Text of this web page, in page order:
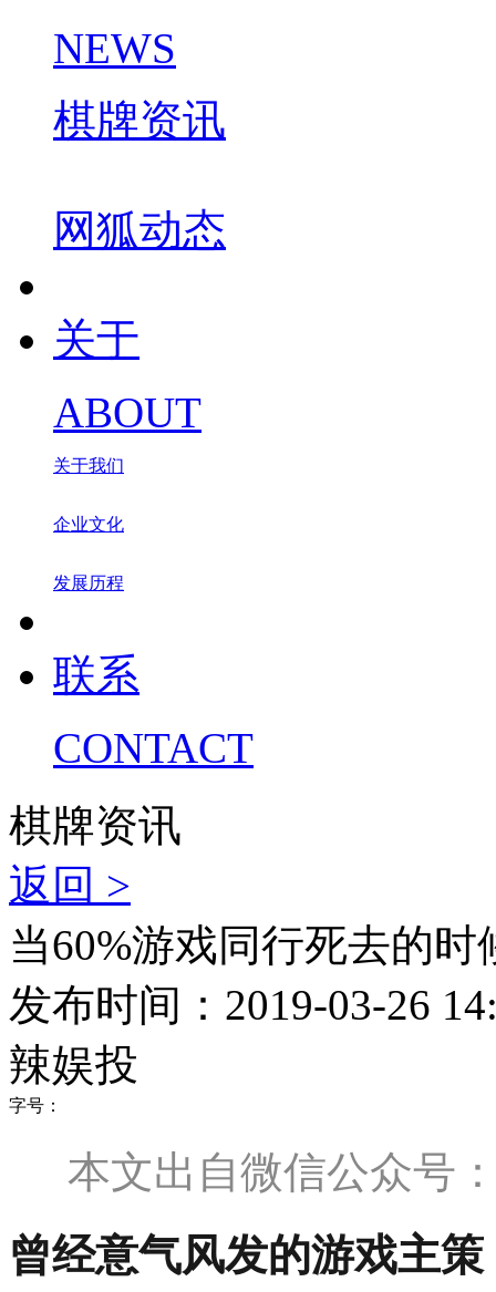
NEWS
棋牌资讯
网狐动态
关于
ABOUT
关于我们
企业文化
发展历程
联系
CONTACT
棋牌资讯
返回 >
当60%游戏同行死去的
发布时间：2019-03-26
辣娱投
字号：
本文出自微信公众号
曾经意气风发的游戏主策